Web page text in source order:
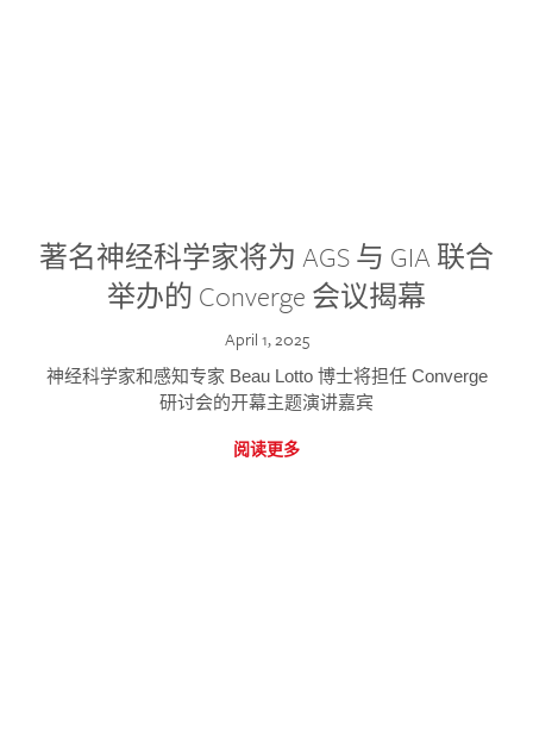
著名神经科学家将为 AGS 与 GIA 联合
举办的 Converge 会议揭幕
April 1, 2025
神经科学家和感知专家 Beau Lotto 博士将担任 Converge
研讨会的开幕主题演讲嘉宾
阅读更多